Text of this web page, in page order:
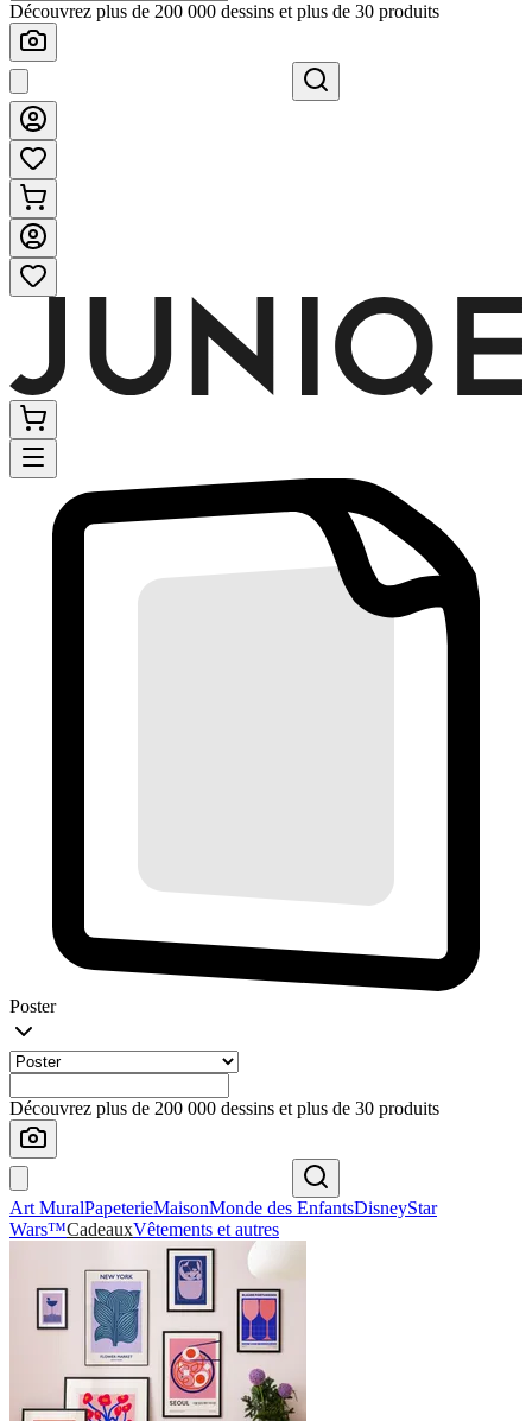
Découvrez plus de 200 000 dessins et plus de 30 produits
Poster
Découvrez plus de 200 000 dessins et plus de 30 produits
Art MuralPapeterieMaisonMonde des EnfantsDisneyStar
Wars™CadeauxVêtements et autres